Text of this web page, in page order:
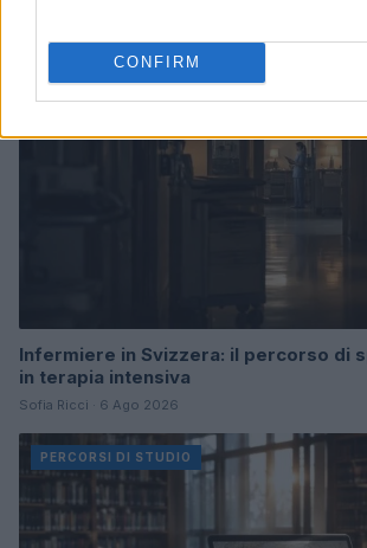
CONFIRM
Infermiere in Svizzera: il percorso di
in terapia intensiva
Sofia Ricci · 6 Ago 2026
PERCORSI DI STUDIO